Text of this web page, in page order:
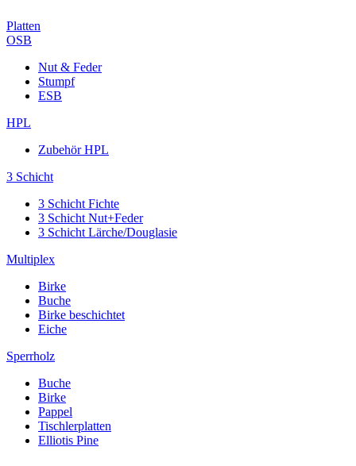
Platten
OSB
Nut & Feder
Stumpf
ESB
HPL
Zubehör HPL
3 Schicht
3 Schicht Fichte
3 Schicht Nut+Feder
3 Schicht Lärche/Douglasie
Multiplex
Birke
Buche
Birke beschichtet
Eiche
Sperrholz
Buche
Birke
Pappel
Tischlerplatten
Elliotis Pine